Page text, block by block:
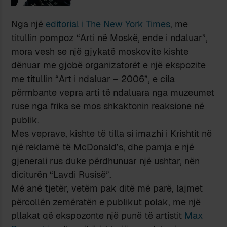
Nga një editorial i The New York Times, me
titullin pompoz “Arti në Moskë, ende i ndaluar”,
mora vesh se një gjykatë moskovite kishte
dënuar me gjobë organizatorët e një ekspozite
me titullin “Art i ndaluar – 2006”, e cila
përmbante vepra arti të ndaluara nga muzeumet
ruse nga frika se mos shkaktonin reaksione në
publik.
Mes veprave, kishte të tilla si imazhi i Krishtit në
një reklamë të McDonald’s, dhe pamja e një
gjenerali rus duke përdhunuar një ushtar, nën
diciturën “Lavdi Rusisë”.
Më anë tjetër, vetëm pak ditë më parë, lajmet
përcollën zemëratën e publikut polak, me një
pllakat që ekspozonte një punë të artistit Max